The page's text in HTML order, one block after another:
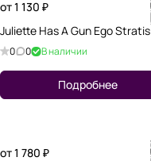
от 1 130 ₽
Juliette Has A Gun Ego Stratis
0 0 В наличии
Подробнее
от 1 780 ₽